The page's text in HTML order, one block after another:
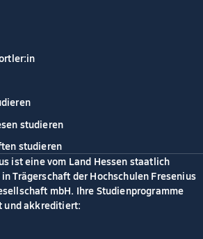
studieren
studieren
ist eine vom Land Hessen staatlich
Trägerschaft der Hochschulen Fresenius
mbH. Ihre Studienprogramme
und akkreditiert: